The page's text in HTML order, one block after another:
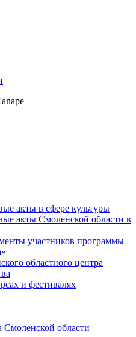
акты в сфере культуры
акты Смоленской области в
участников программы
областного центра
и фестивалях
области